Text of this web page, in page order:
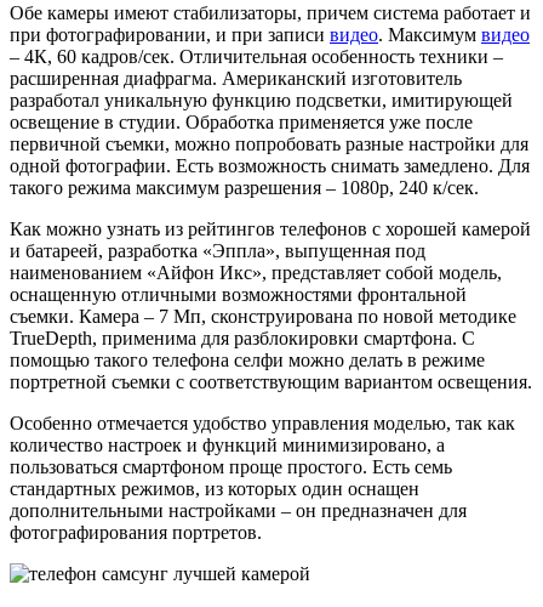
Обе камеры имеют стабилизаторы, причем система работает и
при фотографировании, и при записи видео. Максимум видео
– 4К, 60 кадров/сек. Отличительная особенность техники –
расширенная диафрагма. Американский изготовитель
разработал уникальную функцию подсветки, имитирующей
освещение в студии. Обработка применяется уже после
первичной съемки, можно попробовать разные настройки для
одной фотографии. Есть возможность снимать замедлено. Для
такого режима максимум разрешения – 1080р, 240 к/сек.
Как можно узнать из рейтингов телефонов с хорошей камерой
и батареей, разработка «Эппла», выпущенная под
наименованием «Айфон Икс», представляет собой модель,
оснащенную отличными возможностями фронтальной
съемки. Камера – 7 Мп, сконструирована по новой методике
TrueDepth, применима для разблокировки смартфона. С
помощью такого телефона селфи можно делать в режиме
портретной съемки с соответствующим вариантом освещения.
Особенно отмечается удобство управления моделью, так как
количество настроек и функций минимизировано, а
пользоваться смартфоном проще простого. Есть семь
стандартных режимов, из которых один оснащен
дополнительными настройками – он предназначен для
фотографирования портретов.